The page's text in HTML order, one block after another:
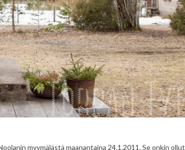
myymälästä maanantaina 24.1.2011. Se onkin ollut